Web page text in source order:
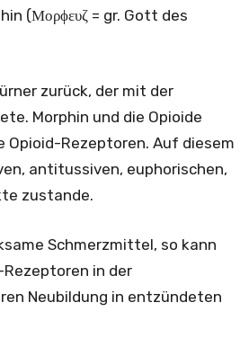
(Μορϕευζ = gr. Gott des
zurück, der mit der
Morphin und die Opioide
Rezeptoren. Auf diesem
antitussiven, euphorischen,
zustande.
Schmerzmittel, so kann
in der
Neubildung in entzündeten